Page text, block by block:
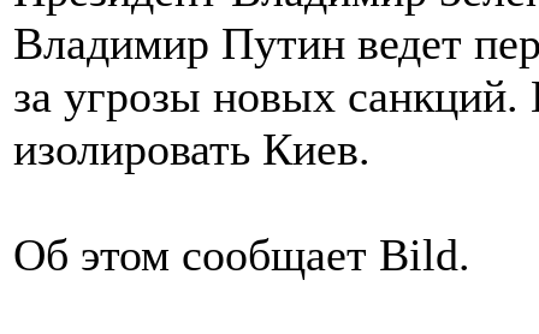
Владимир Путин ведет
за угрозы новых
изолировать Киев.
Об этом сообщает Bild.